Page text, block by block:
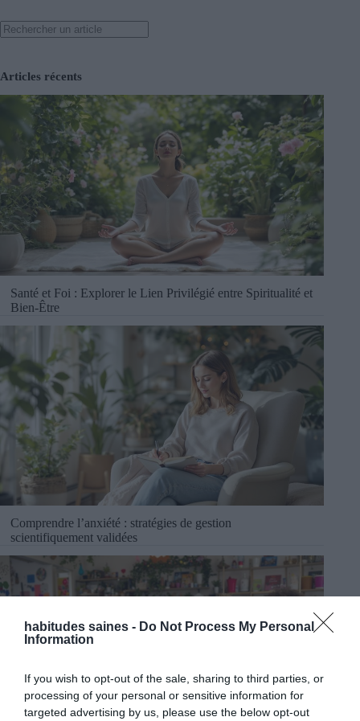
habitudes saines - Do Not Process My Personal
Information
If you wish to opt-out of the sale, sharing to third parties, or
processing of your personal or sensitive information for
targeted advertising by us, please use the below opt-out
Search
Articles récents
Santé et Foi : Explorer le Lien Privilégié entre Spiritualité et
Bien-Être
Comprendre l’anxiété : stratégies de gestion
scientifiquement validées